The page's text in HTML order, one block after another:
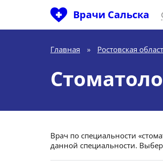
Врачи Сальска
Главная » Ростовская
Врач по специальности
данной специальности.